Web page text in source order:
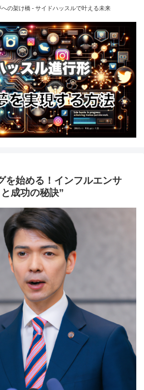
の架け橋 - サイドハッスルで叶える未来
を始める！インフルエンサ
成功の秘訣”